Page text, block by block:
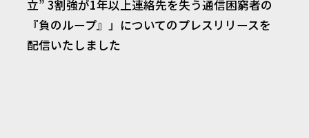
立” 3割強が1年以上連絡先を失う通信困窮者の
『負のループ』」についてのプレスリリースを
配信いたしました